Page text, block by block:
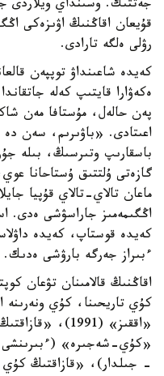
جەتتىك. وسىنداي ويلاردى
قۇيعان اقاڭنىڭ اۋىزەكى
رۋلى ەلگە تارادى.
كەيدە شاعىنداۋ توپپەن
ەكەۋارا قايتىپ كەلە
پەن حالەل، مۇستافا مەن
اعىتادى. «باۋىرىم، سەن دە
باسقارىپ وتىرسىڭ، بىلە
گازەتى ۇلتتىق ۇستاحانا
ماعان تالاي-تالاي قۇپيا
اڭگىمەمىز جاراسۋشى ەدى.
كەيدە قوستاپ، كەيدە
ءبىراز جەرگە بارۋشى ەدىك.
اقاڭنىڭ قالامىنان تۋعان